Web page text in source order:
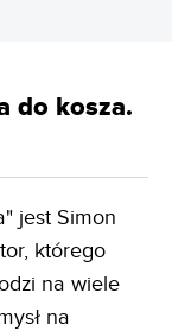
do kosza.
jest Simon
którego
na wiele
na